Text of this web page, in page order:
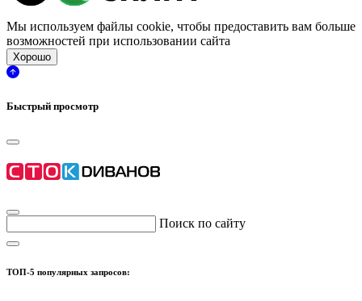
Мы используем файлы cookie, чтобы предоставить вам больше
возможностей при использовании сайта
Хорошо
Быстрый просмотр
Поиск по сайту
ТОП-5 популярных запросов: